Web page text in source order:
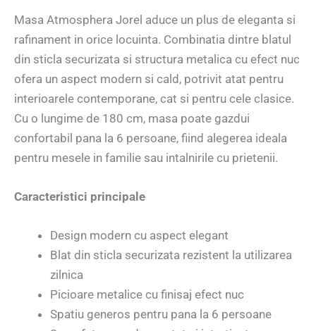
Masa Atmosphera Jorel aduce un plus de eleganta si
rafinament in orice locuinta. Combinatia dintre blatul
din sticla securizata si structura metalica cu efect nuc
ofera un aspect modern si cald, potrivit atat pentru
interioarele contemporane, cat si pentru cele clasice.
Cu o lungime de 180 cm, masa poate gazdui
confortabil pana la 6 persoane, fiind alegerea ideala
pentru mesele in familie sau intalnirile cu prietenii.
Caracteristici principale
Design modern cu aspect elegant
Blat din sticla securizata rezistent la utilizarea
zilnica
Picioare metalice cu finisaj efect nuc
Spatiu generos pentru pana la 6 persoane